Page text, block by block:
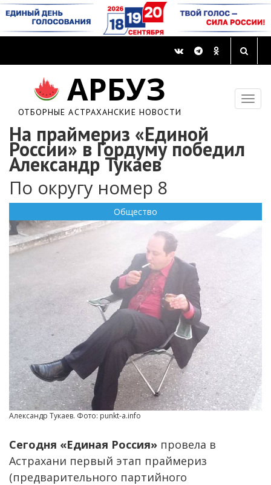
АРБУЗ
ОТБОРНЫЕ АСТРАХАНСКИЕ НОВОСТИ
На праймериз «Единой
России» в Гордуму победил
Александр Тукаев
По округу номер 8
Общество
Александр Тукаев. Фото: punkt-a.info
Сегодня «Единая Россия» провела в
Астрахани первый этап праймериз
(предварительного партийного